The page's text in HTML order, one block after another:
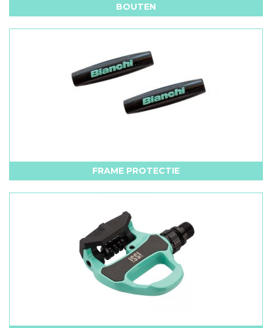
BOUTEN
FRAME PROTECTIE